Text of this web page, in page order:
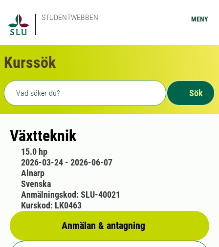
STUDENTWEBBEN MENY
Kurssök
Fritext sökning
Sök
Växtteknik
15.0 hp
2026-03-24 - 2026-06-07
Alnarp
Svenska
Anmälan & antagning
Anmälningskod: SLU-40021
Kurskod: LK0463